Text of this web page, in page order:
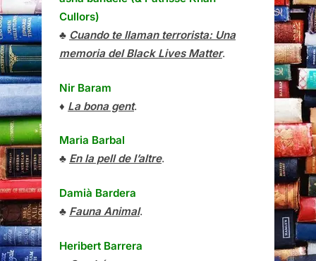
Cullors)
♣ Cuando te llaman terrorista: Una
memoria del Black Lives Matter.
Nir Baram
♦ La bona gent.
Maria Barbal
♣ En la pell de l’altre.
Damià Bardera
♣ Fauna Animal.
Heribert Barrera